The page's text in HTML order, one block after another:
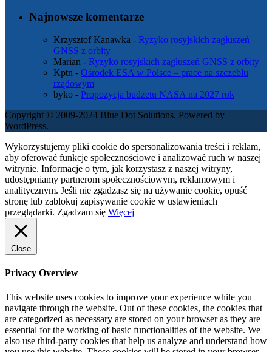
Najnowsze komentarze
Krzysztof Kanawka - Ryzyko rosyjskich zagłuszeń
GNSS z orbity
Marian - Ryzyko rosyjskich zagłuszeń GNSS z orbity
Kptn - Ośrodek ESA w Polsce – prace na szczeblu
rządowym
byko - Propozycja budżetu NASA na 2027 rok
Copyright © 2009-2024 Blue Dot Solutions. Powered by
WordPress.
Wykorzystujemy pliki cookie do spersonalizowania treści i reklam,
aby oferować funkcje społecznościowe i analizować ruch w naszej
witrynie. Informacje o tym, jak korzystasz z naszej witryny,
udostępniamy partnerom społecznościowym, reklamowym i
analitycznym. Jeśli nie zgadzasz się na używanie cookie, opuść
stronę lub zablokuj zapisywanie cookie w ustawieniach
przeglądarki. Zgadzam się Więcej
Close
Privacy Overview
This website uses cookies to improve your experience while you
navigate through the website. Out of these cookies, the cookies that
are categorized as necessary are stored on your browser as they are
essential for the working of basic functionalities of the website. We
also use third-party cookies that help us analyze and understand how